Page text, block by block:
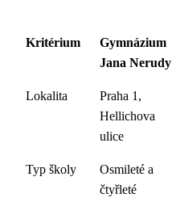
Kritérium
Gymnázium
Jana Nerudy
Lokalita
Praha 1,
Hellichova
ulice
Typ školy
Osmileté a
čtyřleté